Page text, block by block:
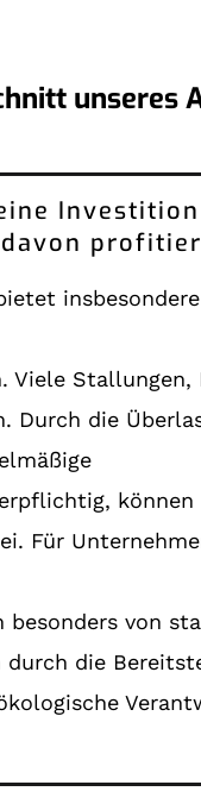
unseres
die
Für
von
die